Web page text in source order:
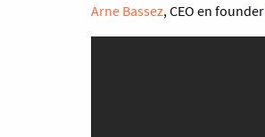
Arne Bassez, CEO en founder